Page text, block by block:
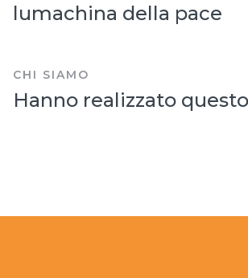
lumachina della pace
CHI SIAMO
Hanno realizzato